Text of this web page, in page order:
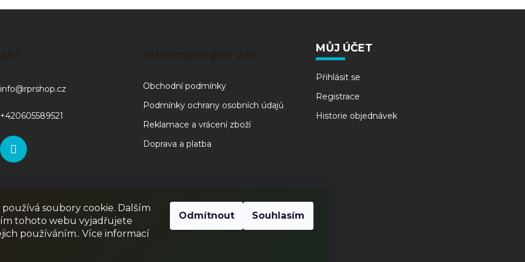
soubory cookie. Dalším
tohoto webu vyjadřujete
používáním.. Více informací
Odmítnout Souhlasím
info@rprshop.cz
+420605589521
Obchodní podmínky
Podmínky ochrany osobních údajů
Reklamace a vrácení zboží
Doprava a platba
MŮJ ÚČET
Přihlásit se
Registrace
Historie objednávek
RPR GAMES PAINTBALL JUNIOR PAINTBALL